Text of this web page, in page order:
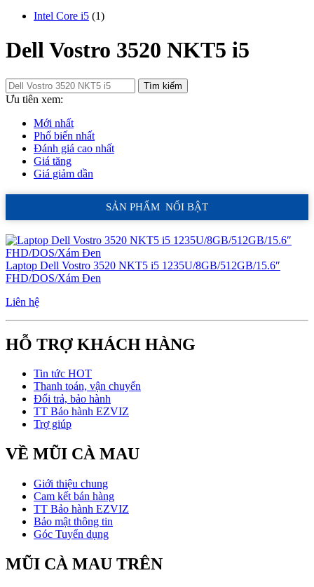
Intel Core i5 (1)
Dell Vostro 3520 NKT5 i5
Tìm kiếm
Ưu tiên xem:
Mới nhất
Phổ biến nhất
Đánh giá cao nhất
Giá tăng
Giá giảm dần
SẢN PHẨM NỔI BẬT
Laptop Dell Vostro 3520 NKT5 i5 1235U/8GB/512GB/15.6″
FHD/DOS/Xám Đen
Liên hệ
HỖ TRỢ KHÁCH HÀNG
Tin tức HOT
Thanh toán, vận chuyển
Đổi trả, bảo hành
TT Bảo hành EZVIZ
Trợ giúp
VỀ MŨI CÀ MAU
Giới thiệu chung
Cam kết bán hàng
TT Bảo hành EZVIZ
Bảo mật thông tin
Góc Tuyển dụng
MŨI CÀ MAU TRÊN